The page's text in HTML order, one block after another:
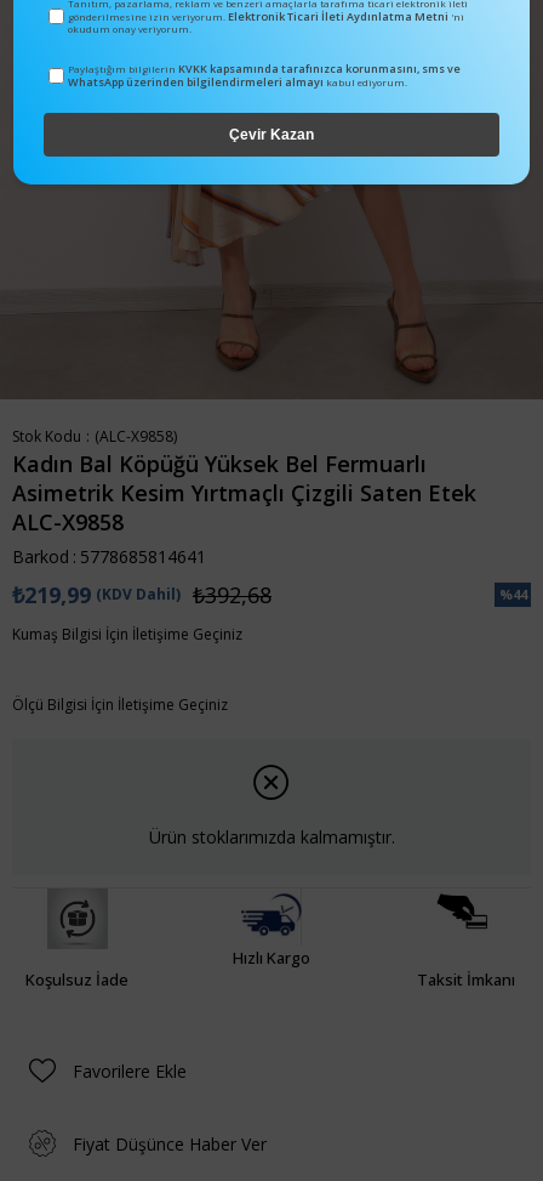
Stok Kodu (ALC-X9858)
Kadın Bal Köpüğü Yüksek Bel Fermuarlı
Asimetrik Kesim Yırtmaçlı Çizgili Saten Etek
ALC-X9858
Barkod : 5778685814641
%44
₺392,68
₺219,99 (KDV Dahil)
Kumaş Bilgisi İçin İletişime Geçiniz
Ölçü Bilgisi İçin İletişime Geçiniz
Ürün stoklarımızda kalmamıştır.
Koşulsuz İade
Hızlı Kargo
Taksit İmkanı
Favorilere Ekle
Fiyat Düşünce Haber Ver
Tanıtım, pazarlama, reklam ve benzeri amaçlarla tarafıma ticari elektronik ileti
gönderilmesine izin veriyorum.Elektronik Ticari İleti Aydınlatma Metni 'ni
okudum onay veriyorum.
Paylaştığım bilgilerin KVKK kapsamında tarafınızca korunmasını, sms ve
WhatsApp üzerinden bilgilendirmeleri almayı kabul ediyorum.
Çevir Kazan